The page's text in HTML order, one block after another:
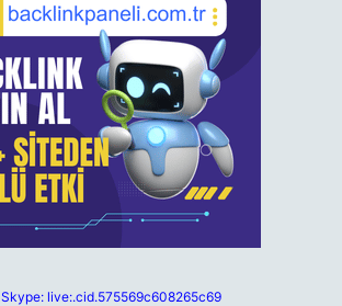
Skype: live:.cid.575569c608265c69